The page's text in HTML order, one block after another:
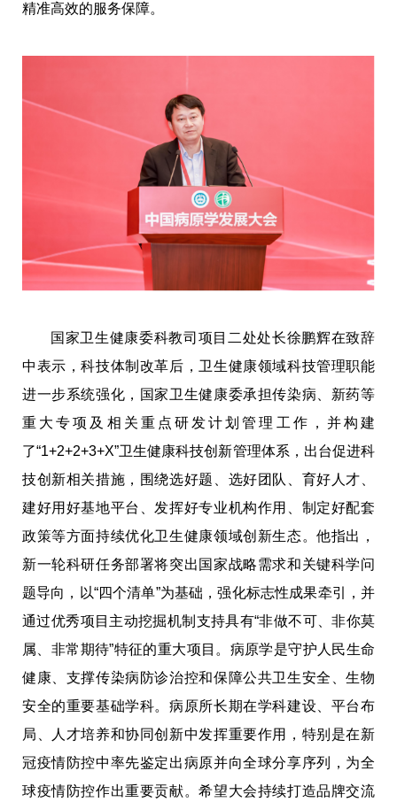
精准高效的服务保障。
国家卫生健康委科教司项目二处处长徐鹏辉在致辞
中表示，科技体制改革后，卫生健康领域科技管理职能
进一步系统强化，国家卫生健康委承担传染病、新药等
重大专项及相关重点研发计划管理工作，并构建
了“1+2+2+3+X”卫生健康科技创新管理体系，出台促进科
技创新相关措施，围绕选好题、选好团队、育好人才、
建好用好基地平台、发挥好专业机构作用、制定好配套
政策等方面持续优化卫生健康领域创新生态。他指出，
新一轮科研任务部署将突出国家战略需求和关键科学问
题导向，以“四个清单”为基础，强化标志性成果牵引，并
通过优秀项目主动挖掘机制支持具有“非做不可、非你莫
属、非常期待”特征的重大项目。病原学是守护人民生命
健康、支撑传染病防诊治控和保障公共卫生安全、生物
安全的重要基础学科。病原所长期在学科建设、平台布
局、人才培养和协同创新中发挥重要作用，特别是在新
冠疫情防控中率先鉴定出病原并向全球分享序列，为全
球疫情防控作出重要贡献。希望大会持续打造品牌交流